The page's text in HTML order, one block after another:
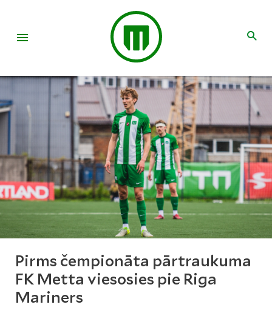
Pirms čempionāta pārtraukuma
FK Metta viesosies pie Riga
Mariners